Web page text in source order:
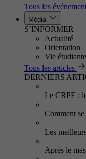
Tous les
Média
S’INFORMER
Actualité
Orientation
Vie étudiante
Tous les articles
DERNIERS
Le CRPE :
Comment
Les
Après le